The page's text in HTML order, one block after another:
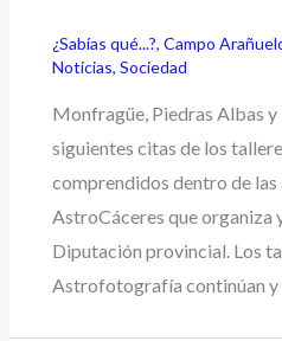
¿Sabías qué...?,Campo
Noticias,Sociedad
Monfragüe, Piedras Albas
siguientes citas de los
comprendidos dentro de
AstroCáceres que organiza
Diputación provincial. Los
Astrofotografía continúan y